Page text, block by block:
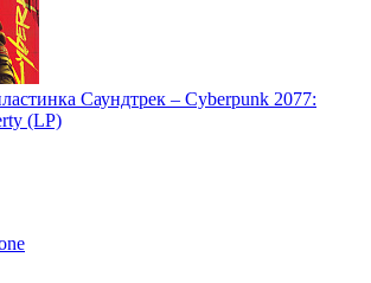
Саундтрек – Cyberpunk 2077:
(LP)